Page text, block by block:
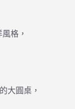
格，
大圓桌，